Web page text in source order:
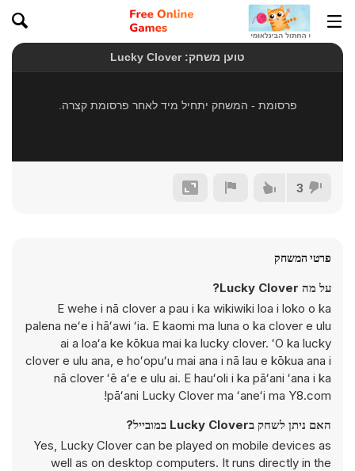
3
פרטי המשחק
על מה Lucky Clover?
E wehe i nā clover a pau i ka wikiwiki loa i loko o ka
palena neʻe i hāʻawi ʻia. E kaomi ma luna o ka clover e ulu
ai a loaʻa ke kōkua mai ka lucky clover. ʻO ka lucky
clover e ulu ana, e hoʻopuʻu mai ana i nā lau e kōkua ana i
nā clover ʻē aʻe e ulu ai. E hauʻoli i ka pāʻani ʻana i ka
pāʻani Lucky Clover ma ʻaneʻi ma Y8.com!
האם ניתן לשחק בLucky Clover במובייל?
Yes, Lucky Clover can be played on mobile devices as
well as on desktop computers. It runs directly in the